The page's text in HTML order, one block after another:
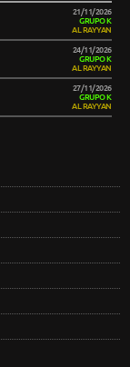
21/11/2026
GRUPO K
AL RAYYAN
24/11/2026
GRUPO K
AL RAYYAN
27/11/2026
GRUPO K
AL RAYYAN